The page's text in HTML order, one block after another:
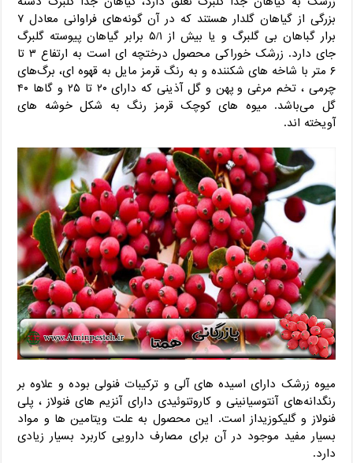
بزرگی از گیاهان گلدار هستند که در آن گونه‌های فراوانی معادل ۷
برار گباهان بی گلبرگ و یا بیش از ۵/۱ برابر گیاهان پیوسته گلبرگ
جای دارد. زرشک خوراکی محصول درختچه‌ ای است به ارتفاع ۳ تا
۶ متر با شاخه های شکننده و به رنگ قرمز مایل به قهوه ای، برگ‌های
چرمی ، تخم مرغی و پهن و گل آذینی که دارای ۲۰ تا ۲۵ و گاها ۴۰
گل می‌باشد. میوه های کوچک قرمز رنگ به شکل خوشه های
آویخته اند.
میوه زرشک دارای اسیده های آلی و ترکیبات فنولی بوده و علاوه بر
رنگدانه‌های آنتوسیانینی و کاروتنوئیدی دارای آنزیم های فنولاز ، پلی
فنولاز و گلیکوزیداز است. این محصول به علت ویتامین ها و مواد
بسیار مفید موجود در آن برای مصارف دارویی کاربرد بسیار زیادی
دارد.